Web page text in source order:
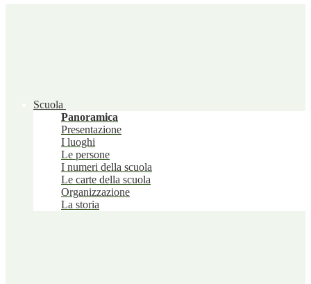
Scuola
Panoramica
Presentazione
I luoghi
Le persone
I numeri della scuola
Le carte della scuola
Organizzazione
La storia